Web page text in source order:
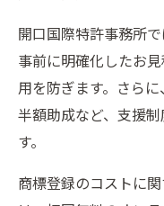
開口国際特許事務所
事前に明確化したお
用を防ぎます。さら
半額助成など、支援
す。
商標登録のコストに